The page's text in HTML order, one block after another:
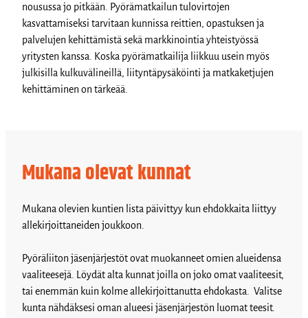
nousussa jo pitkään. Pyörämatkailun tulovirtojen
kasvattamiseksi tarvitaan kunnissa reittien, opastuksen ja
palvelujen kehittämistä sekä markkinointia yhteistyössä
yritysten kanssa. Koska pyörämatkailija liikkuu usein myös
julkisilla kulkuvälineillä, liityntäpysäköinti ja matkaketjujen
kehittäminen on tärkeää.
Mukana olevat kunnat
Mukana olevien kuntien lista päivittyy kun ehdokkaita liittyy
allekirjoittaneiden joukkoon.
Pyöräliiton jäsenjärjestöt ovat muokanneet omien alueidensa
vaaliteesejä. Löydät alta kunnat joilla on joko omat vaaliteesit,
tai enemmän kuin kolme allekirjoittanutta ehdokasta. Valitse
kunta nähdäksesi oman alueesi jäsenjärjestön luomat teesit.